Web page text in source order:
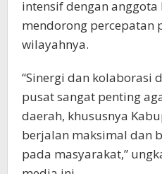
intensif dengan anggota
mendorong percepatan
wilayahnya.
“Sinergi dan kolaborasi
pusat sangat penting
daerah, khususnya
berjalan maksimal dan
pada masyarakat,”